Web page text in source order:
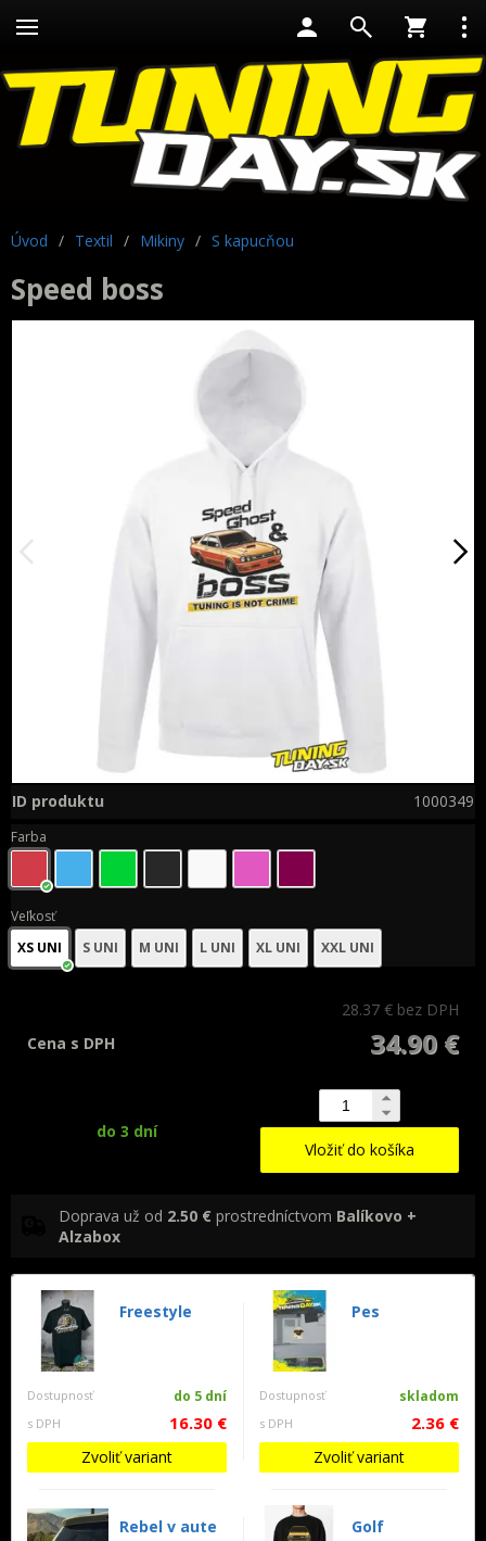
Úvod / Textil / Mikiny / S kapucňou
Speed boss
ID produktu 1000349
Farba
Veľkosť
XS UNI
S UNI M UNI L UNI XL UNI XXL UNI
28.37 € bez DPH
34.90 €
Cena s DPH
do 3 dní
Vložiť do košíka
Doprava už od 2.50 € prostredníctvom Balíkovo +
Alzabox
Freestyle
Dostupnosť do 5 dní
s DPH 16.30 €
Zvoliť variant
Pes
Dostupnosť skladom
s DPH 2.36 €
Zvoliť variant
Rebel v aute Golf